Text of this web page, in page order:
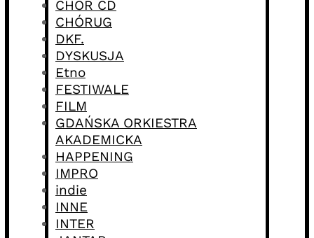
CHÓR CD
CHÓRUG
DKF.
DYSKUSJA
Etno
FESTIWALE
FILM
GDAŃSKA ORKIESTRA
AKADEMICKA
HAPPENING
IMPRO
indie
INNE
INTER